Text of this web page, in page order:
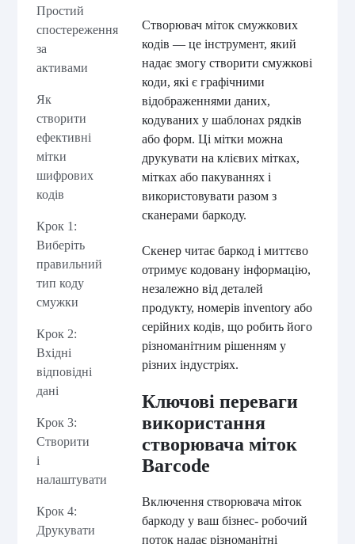
Простий
спостереження
за
активами
Як
створити
ефективні
мітки
шифрових
кодів
Крок 1:
Виберіть
правильний
тип коду
смужки
Крок 2:
Вхідні
відповідні
дані
Крок 3:
Створити
і
налаштувати
Крок 4:
Друкувати
Створювач міток смужкових
кодів — це інструмент, який
надає змогу створити смужкові
коди, які є графічними
відображеннями даних,
кодуваних у шаблонах рядків
або форм. Ці мітки можна
друкувати на клієвих мітках,
мітках або пакуваннях і
використовувати разом з
сканерами баркоду.
Скенер читає баркод і миттєво
отримує кодовану інформацію,
незалежно від деталей
продукту, номерів inventory або
серійних кодів, що робить його
різноманітним рішенням у
різних індустріях.
Ключові переваги
використання
створювача міток
Barcode
Включення створювача міток
баркоду у ваш бізнес- робочий
поток надає різноманітні